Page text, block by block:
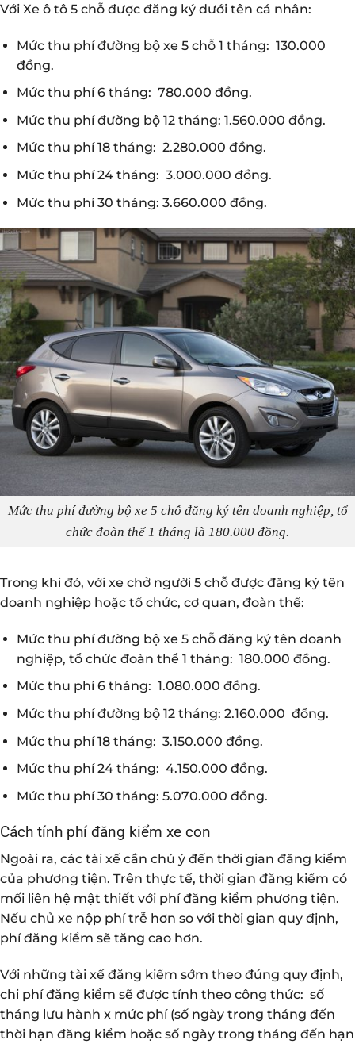
Với Xe ô tô 5 chỗ được đăng ký dưới tên cá nhân:
Mức thu phí đường bộ xe 5 chỗ 1 tháng: 130.000
đồng.
Mức thu phí 6 tháng: 780.000 đồng.
Mức thu phí đường bộ 12 tháng: 1.560.000 đồng.
Mức thu phí 18 tháng: 2.280.000 đồng.
Mức thu phí 24 tháng: 3.000.000 đồng.
Mức thu phí 30 tháng: 3.660.000 đồng.
Mức thu phí đường bộ xe 5 chỗ đăng ký tên doanh nghiệp, tổ
chức đoàn thể 1 tháng là 180.000 đồng.
Trong khi đó, với xe chở người 5 chỗ được đăng ký tên
doanh nghiệp hoặc tổ chức, cơ quan, đoàn thể:
Mức thu phí đường bộ xe 5 chỗ đăng ký tên doanh
nghiệp, tổ chức đoàn thể 1 tháng: 180.000 đồng.
Mức thu phí 6 tháng: 1.080.000 đồng.
Mức thu phí đường bộ 12 tháng: 2.160.000 đồng.
Mức thu phí 18 tháng: 3.150.000 đồng.
Mức thu phí 24 tháng: 4.150.000 đồng.
Mức thu phí 30 tháng: 5.070.000 đồng.
Cách tính phí đăng kiểm xe con
Ngoài ra, các tài xế cần chú ý đến thời gian đăng kiểm
của phương tiện. Trên thực tế, thời gian đăng kiểm có
mối liên hệ mật thiết với phí đăng kiểm phương tiện.
Nếu chủ xe nộp phí trễ hơn so với thời gian quy định,
phí đăng kiểm sẽ tăng cao hơn.
Với những tài xế đăng kiểm sớm theo đúng quy định,
chi phí đăng kiểm sẽ được tính theo công thức: số
tháng lưu hành x mức phí (số ngày trong tháng đến
thời hạn đăng kiểm hoặc số ngày trong tháng đến hạn